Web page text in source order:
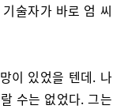
술자가 바로 엄 씨
이 있었을 텐데. 나
수는 없었다. 그는